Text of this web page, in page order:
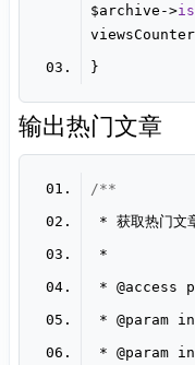
$archive->is
输出热门文章
* @access
* @param
* @param